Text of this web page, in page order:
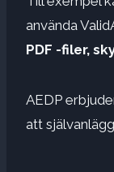
använda
PDF -filer,
AEDP
att